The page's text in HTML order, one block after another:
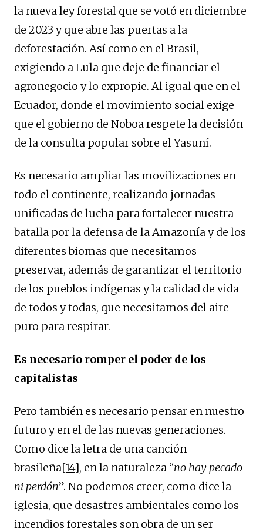
la nueva ley forestal que se votó en diciembre
de 2023 y que abre las puertas a la
deforestación. Así como en el Brasil,
exigiendo a Lula que deje de financiar el
agronegocio y lo expropie. Al igual que en el
Ecuador, donde el movimiento social exige
que el gobierno de Noboa respete la decisión
de la consulta popular sobre el Yasuní.
Es necesario ampliar las movilizaciones en
todo el continente, realizando jornadas
unificadas de lucha para fortalecer nuestra
batalla por la defensa de la Amazonía y de los
diferentes biomas que necesitamos
preservar, además de garantizar el territorio
de los pueblos indígenas y la calidad de vida
de todos y todas, que necesitamos del aire
puro para respirar.
Es necesario romper el poder de los
capitalistas
Pero también es necesario pensar en nuestro
futuro y en el de las nuevas generaciones.
Como dice la letra de una canción
brasileña[14], en la naturaleza “no hay pecado
ni perdón”. No podemos creer, como dice la
iglesia, que desastres ambientales como los
incendios forestales son obra de un ser